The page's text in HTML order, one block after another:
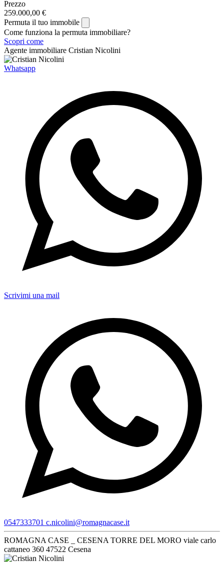
Prezzo
259.000,00 €
Permuta il tuo immobile
Come funziona la permuta immobiliare?
Scopri come
Agente immobiliare Cristian Nicolini
Whatsapp
Scrivimi una mail
0547333701 c.nicolini@romagnacase.it
ROMAGNA CASE _ CESENA TORRE DEL MORO viale carlo
cattaneo 360 47522 Cesena